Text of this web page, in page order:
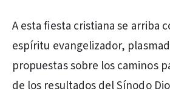
A esta fiesta cristiana se arriba
espíritu evangelizador,
propuestas sobre los caminos
de los resultados del Sínodo